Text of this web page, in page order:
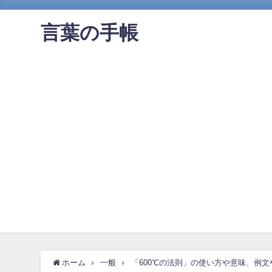
言葉の手帳
ホーム 一般 「600℃の法則」の使い方や意味、例文